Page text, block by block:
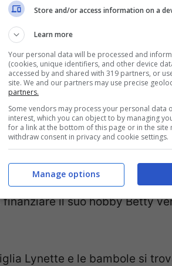
ha detto la donna. Infatti
di porcellana: ora ne ha
il suo hobby Betty
Lynette e le bambole si
Store and/or access information on a
Learn more
Your personal data will be processed and
(cookies, unique identifiers, and other device
accessed by and shared with 319 partners, or
site. We and our partners may use precise
partners.
Some vendors may process your personal data
interest, which you can object to by managing
for a link at the bottom of this page or in the site
withdraw consent in privacy and cookie settings.
Manage options